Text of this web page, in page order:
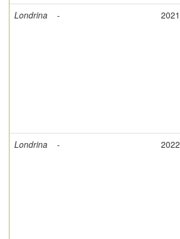
Londrina
- 2021
Londrina
- 2022